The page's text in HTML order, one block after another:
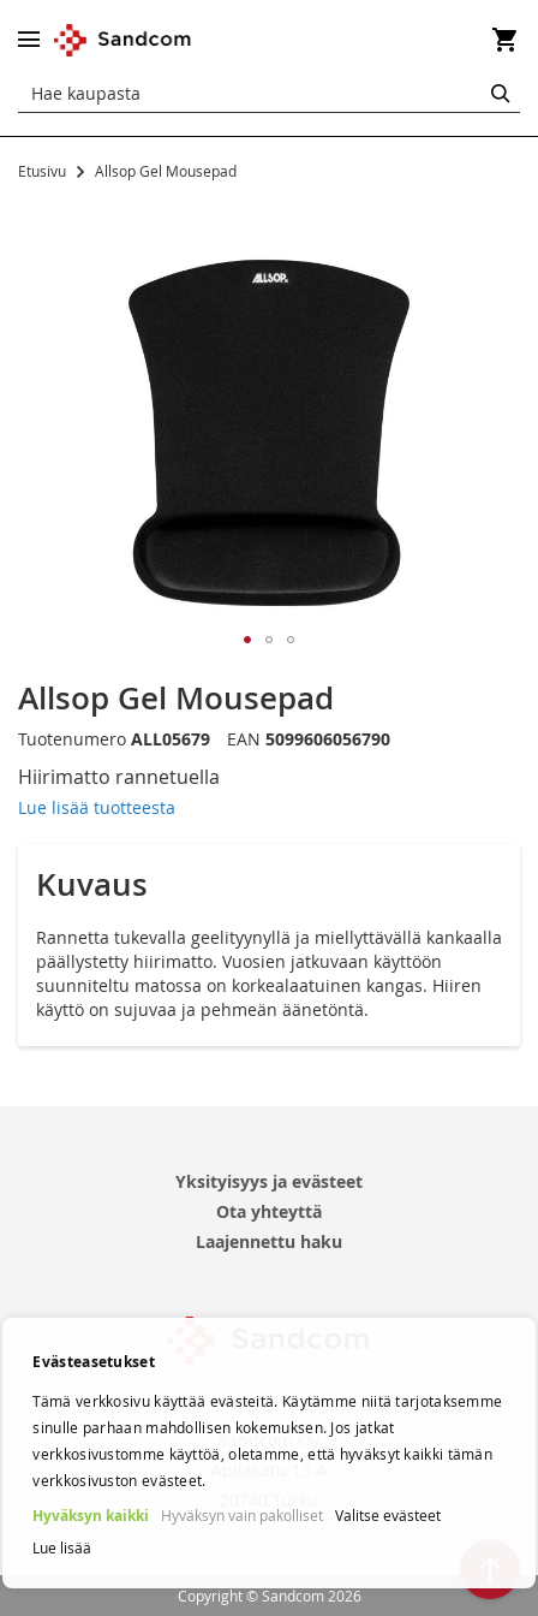
Etusivu Allsop Gel Mousepad
kuvagallerian
alkuun
Allsop Gel Mousepad
Hiirimatto rannetuella
Lue lisää tuotteesta
Tuotenumero ALL05679 EAN 5099606056790
Kuvaus
Rannetta tukevalla geelityynyllä ja miellyttävällä kankaalla
päällystetty hiirimatto. Vuosien jatkuvaan käyttöön
suunniteltu matossa on korkealaatuinen kangas. Hiiren
käyttö on sujuvaa ja pehmeän äänetöntä.
Sandcom Oy
Yksityisyys ja evästeet
Ota yhteyttä
Laajennettu haku
Copyright © Sandcom 2026
to
Evästeasetukset
Tämä verkkosivu käyttää evästeitä. Käytämme niitä tarjotaksemme
sinulle parhaan mahdollisen kokemuksen. Jos jatkat
verkkosivustomme käyttöä, oletamme, että hyväksyt kaikki tämän
verkkosivuston evästeet.
Hyväksyn kaikki Hyväksyn vain pakolliset
Valitse evästeet
Lue lisää